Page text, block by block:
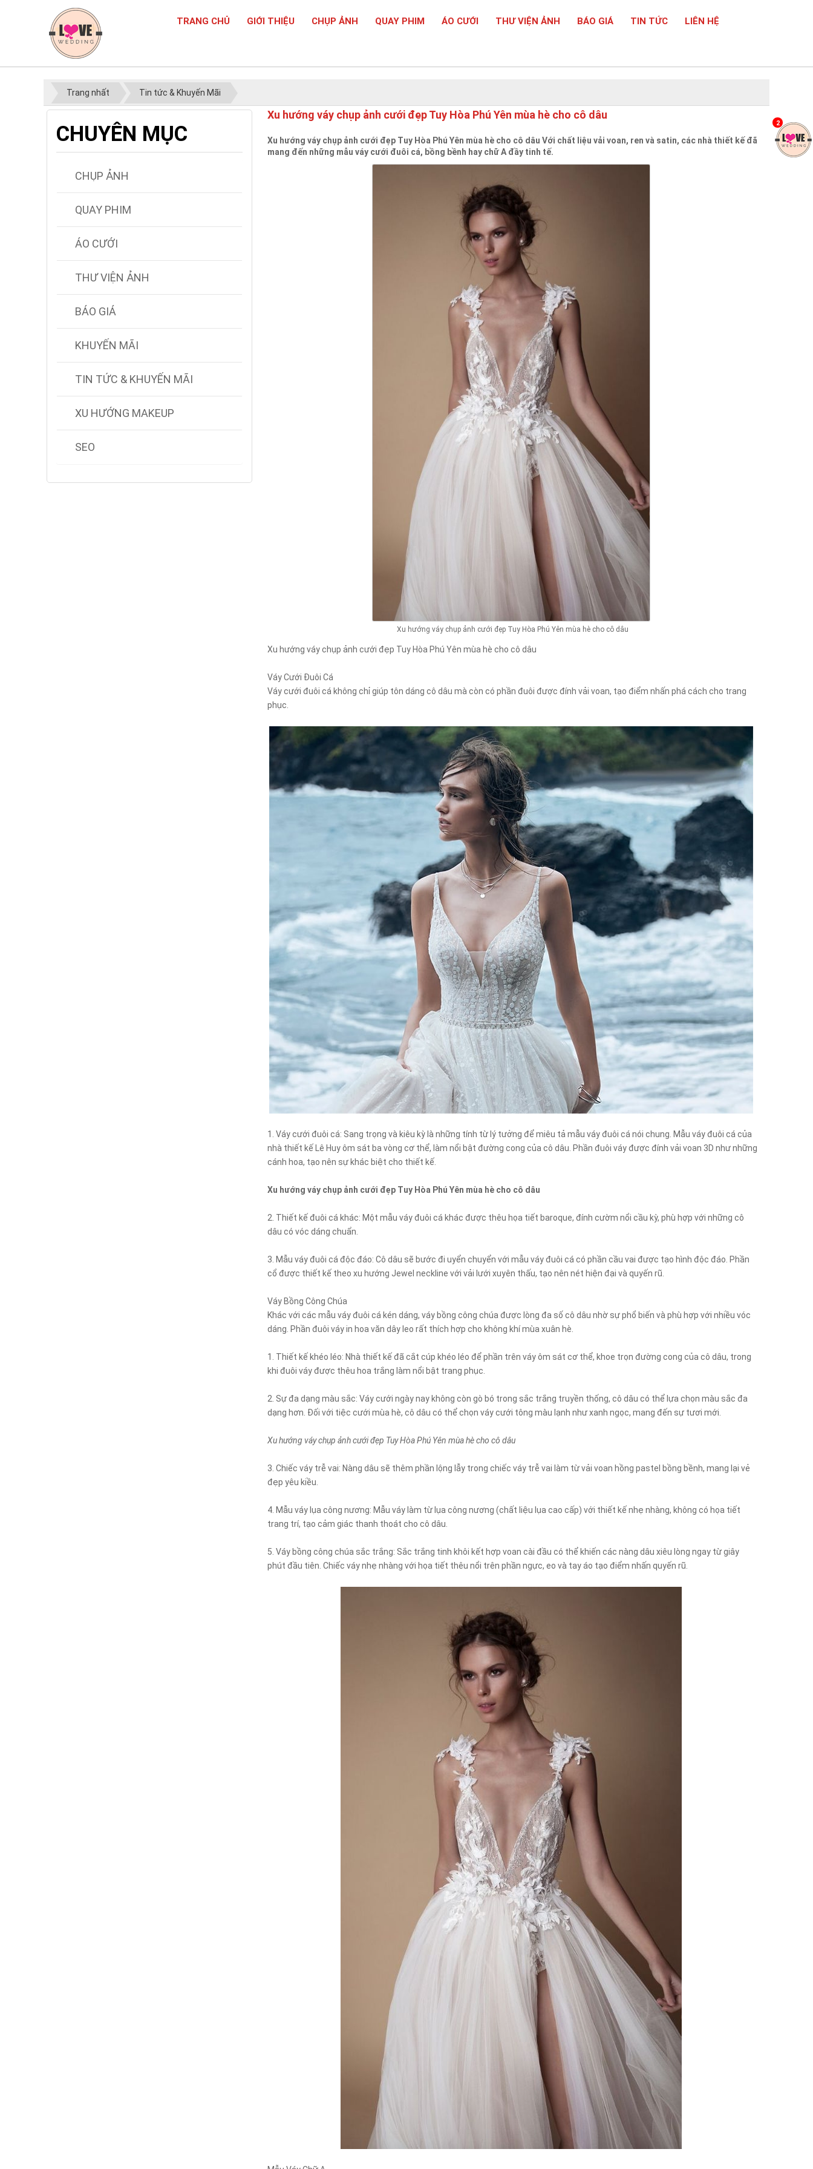
TRANG CHỦ GIỚI THIỆU CHỤP ẢNH QUAY PHIM ÁO CƯỚI THƯ VIỆN ẢNH BÁO GIÁ TIN TỨC LIÊN HỆ
Trang nhất Tin tức & Khuyến Mãi
Xu hướng váy chụp ảnh cưới đẹp Tuy Hòa Phú Yên mùa hè cho cô dâu
Xu hướng váy chụp ảnh cưới đẹp Tuy Hòa Phú Yên mùa hè cho cô dâu Với chất liệu vải voan, ren và satin, các nhà thiết kế đã
mang đến những mẫu váy cưới đuôi cá, bồng bềnh hay chữ A đầy tinh tế.
Xu hướng váy chụp ảnh cưới đẹp Tuy Hòa Phú Yên mùa hè cho cô dâu
Xu hướng váy chụp ảnh cưới đẹp Tuy Hòa Phú Yên mùa hè cho cô dâu
Váy Cưới Đuôi Cá
Váy cưới đuôi cá không chỉ giúp tôn dáng cô dâu mà còn có phần đuôi được đính vải voan, tạo điểm nhấn phá cách cho trang
phục.
1. Váy cưới đuôi cá: Sang trọng và kiêu kỳ là những tính từ lý tưởng để miêu tả mẫu váy đuôi cá nói chung. Mẫu váy đuôi cá của
nhà thiết kế Lê Huy ôm sát ba vòng cơ thể, làm nổi bật đường cong của cô dâu. Phần đuôi váy được đính vải voan 3D như những
cánh hoa, tạo nên sự khác biệt cho thiết kế.
Xu hướng váy chụp ảnh cưới đẹp Tuy Hòa Phú Yên mùa hè cho cô dâu
2. Thiết kế đuôi cá khác: Một mẫu váy đuôi cá khác được thêu họa tiết baroque, đính cườm nổi cầu kỳ, phù hợp với những cô
dâu có vóc dáng chuẩn.
3. Mẫu váy đuôi cá độc đáo: Cô dâu sẽ bước đi uyển chuyển với mẫu váy đuôi cá có phần cầu vai được tạo hình độc đáo. Phần
cổ được thiết kế theo xu hướng Jewel neckline với vải lưới xuyên thấu, tạo nên nét hiện đại và quyến rũ.
Váy Bồng Công Chúa
Khác với các mẫu váy đuôi cá kén dáng, váy bồng công chúa được lòng đa số cô dâu nhờ sự phổ biến và phù hợp với nhiều vóc
dáng. Phần đuôi váy in hoa văn dây leo rất thích hợp cho không khí mùa xuân hè.
1. Thiết kế khéo léo: Nhà thiết kế đã cắt cúp khéo léo để phần trên váy ôm sát cơ thể, khoe trọn đường cong của cô dâu, trong
khi đuôi váy được thêu hoa trắng làm nổi bật trang phục.
2. Sự đa dạng màu sắc: Váy cưới ngày nay không còn gò bó trong sắc trắng truyền thống, cô dâu có thể lựa chọn màu sắc đa
dạng hơn. Đối với tiệc cưới mùa hè, cô dâu có thể chọn váy cưới tông màu lạnh như xanh ngọc, mang đến sự tươi mới.
Xu hướng váy chụp ảnh cưới đẹp Tuy Hòa Phú Yên mùa hè cho cô dâu
3. Chiếc váy trễ vai: Nàng dâu sẽ thêm phần lộng lẫy trong chiếc váy trễ vai làm từ vải voan hồng pastel bồng bềnh, mang lại vẻ
đẹp yêu kiều.
4. Mẫu váy lụa công nương: Mẫu váy làm từ lụa công nương (chất liệu lụa cao cấp) với thiết kế nhẹ nhàng, không có họa tiết
trang trí, tạo cảm giác thanh thoát cho cô dâu.
5. Váy bồng công chúa sắc trắng: Sắc trắng tinh khôi kết hợp voan cài đầu có thể khiến các nàng dâu xiêu lòng ngay từ giây
phút đầu tiên. Chiếc váy nhẹ nhàng với họa tiết thêu nổi trên phần ngực, eo và tay áo tạo điểm nhấn quyến rũ.
CHUYÊN MỤC
CHỤP ẢNH
QUAY PHIM
ÁO CƯỚI
THƯ VIỆN ẢNH
BÁO GIÁ
KHUYẾN MÃI
TIN TỨC & KHUYẾN MÃI
XU HƯỚNG MAKEUP
SEO
2